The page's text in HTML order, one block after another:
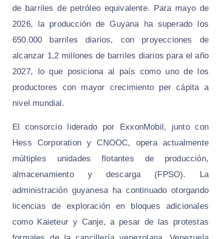
de barriles de petróleo equivalente. Para mayo de
2026, la producción de Guyana ha superado los
650.000 barriles diarios, con proyecciones de
alcanzar 1,2 millones de barriles diarios para el año
2027, lo que posiciona al país como uno de los
productores con mayor crecimiento per cápita a
nivel mundial.
El consorcio liderado por ExxonMobil, junto con
Hess Corporation y CNOOC, opera actualmente
múltiples unidades flotantes de producción,
almacenamiento y descarga (FPSO). La
administración guyanesa ha continuado otorgando
licencias de exploración en bloques adicionales
como Kaieteur y Canje, a pesar de las protestas